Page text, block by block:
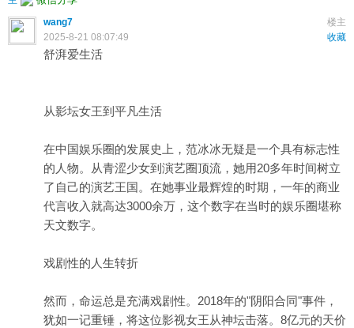
楼主
wang7
收藏
2025-8-21 08:07:49
舒湃爱生活
从影坛女王到平凡生活
在中国娱乐圈的发展史上，范冰冰无疑是一个具有标志性
的人物。从青涩少女到演艺圈顶流，她用20多年时间树立
了自己的演艺王国。在她事业最辉煌的时期，一年的商业
代言收入就高达3000余万，这个数字在当时的娱乐圈堪称
天文数字。
戏剧性的人生转折
然而，命运总是充满戏剧性。2018年的"阴阳合同"事件，
犹如一记重锤，将这位影视女王从神坛击落。8亿元的天价